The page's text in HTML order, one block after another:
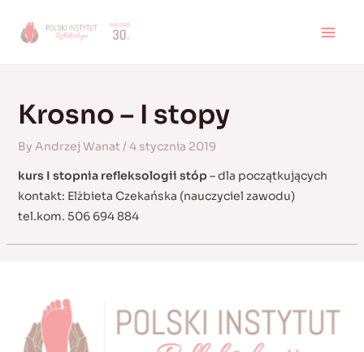
Krosno – I stopy
By Andrzej Wanat/4 stycznia 2019
kurs I stopnia refleksologii stóp– dla początkujących
kontakt: Elżbieta Czekańska (nauczyciel zawodu)
tel.kom. 506 694 884